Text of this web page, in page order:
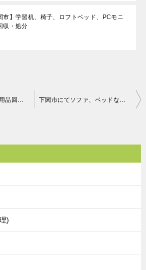
市】学習机、椅子、ロフトベッド、PCモニ
収・処分
岩国市にて事務所の不用品回収処分 お客様の声 下関市にてソファ、ベッドなどの回収処分 お客様の声
)